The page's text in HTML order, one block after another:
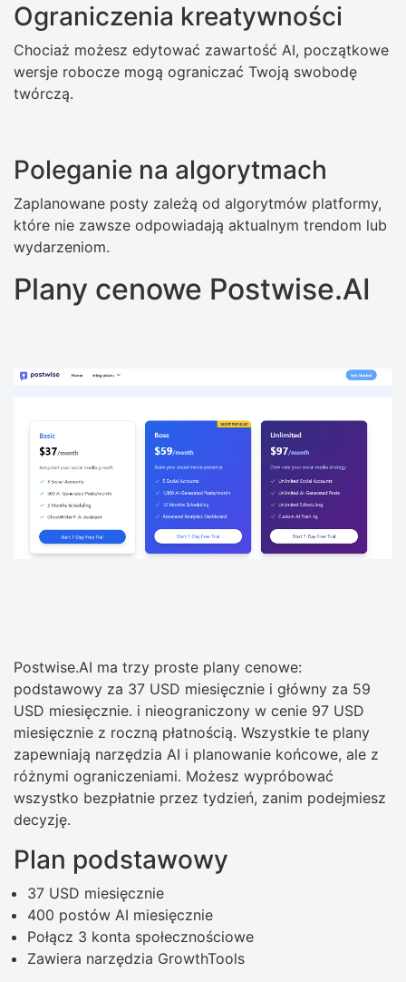
Ograniczenia kreatywności
Chociaż możesz edytować zawartość AI, początkowe
wersje robocze mogą ograniczać Twoją swobodę
twórczą.
Poleganie na algorytmach
Zaplanowane posty zależą od algorytmów platformy,
które nie zawsze odpowiadają aktualnym trendom lub
wydarzeniom.
Plany cenowe Postwise.AI
Postwise.AI ma trzy proste plany cenowe:
podstawowy za 37 USD miesięcznie i główny za 59
USD miesięcznie. i nieograniczony w cenie 97 USD
miesięcznie z roczną płatnością. Wszystkie te plany
zapewniają narzędzia AI i planowanie końcowe, ale z
różnymi ograniczeniami. Możesz wypróbować
wszystko bezpłatnie przez tydzień, zanim podejmiesz
decyzję.
Plan podstawowy
37 USD miesięcznie
400 postów AI miesięcznie
Połącz 3 konta społecznościowe
Zawiera narzędzia GrowthTools